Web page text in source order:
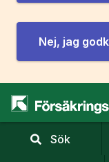
Nej, jag
Sök